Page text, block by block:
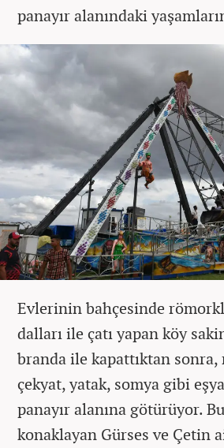
panayır alanındaki
Evlerinin bahçesinde
dalları ile çatı yapan köy
branda ile kapattıktan sonra,
çekyat, yatak, somya gibi
panayır alanına götürüyor.
konaklayan Gürses ve Çetin